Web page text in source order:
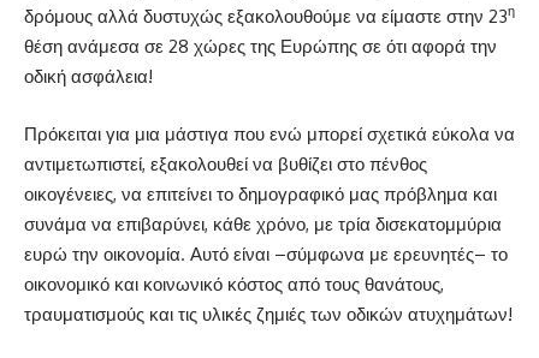
δρόμους αλλά δυστυχώς εξακολουθούμε να είμαστε στην 23η
θέση ανάμεσα σε 28 χώρες της Ευρώπης σε ότι αφορά την
οδική ασφάλεια!
Πρόκειται για μια μάστιγα που ενώ μπορεί σχετικά εύκολα να
αντιμετωπιστεί, εξακολουθεί να βυθίζει στο πένθος
οικογένειες, να επιτείνει το δημογραφικό μας πρόβλημα και
συνάμα να επιβαρύνει, κάθε χρόνο, με τρία δισεκατομμύρια
ευρώ την οικονομία. Αυτό είναι –σύμφωνα με ερευνητές– το
οικονομικό και κοινωνικό κόστος από τους θανάτους,
τραυματισμούς και τις υλικές ζημιές των οδικών ατυχημάτων!